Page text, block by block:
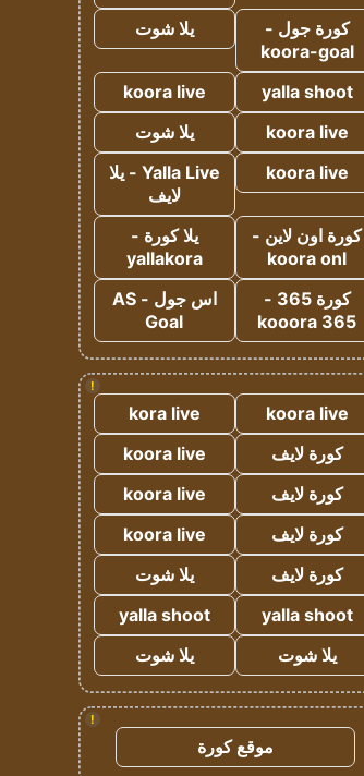
كورة جول -
koora-goal
يلا شوت
yalla shoot
koora live
koora live
يلا شوت
koora live
Yalla Live - يلا
لايف
كورة اون لاين -
koora onl
يلا كورة -
yallakora
كورة 365 -
kooora 365
اس جول - AS
Goal
!
koora live
kora live
كورة لايف
koora live
كورة لايف
koora live
كورة لايف
koora live
كورة لايف
يلا شوت
yalla shoot
yalla shoot
يلا شوت
يلا شوت
!
موقع كورة